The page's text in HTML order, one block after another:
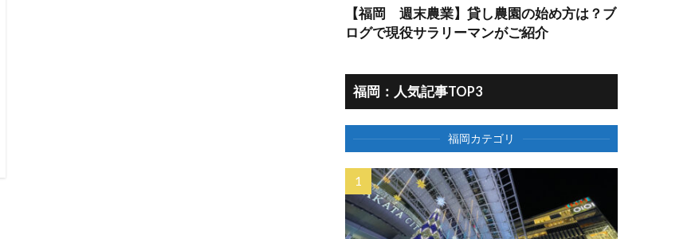
【福岡 週末農業】貸し農園の始め方は？ブ
ログで現役サラリーマンがご紹介
福岡：人気記事TOP3
福岡カテゴリ